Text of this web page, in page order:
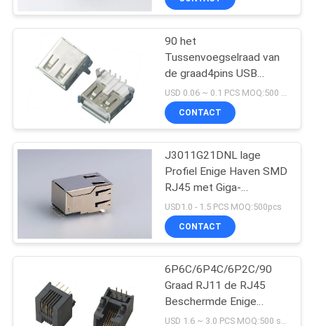
90 graad rj45
16
SMD RJ45
25
10
90 het
Tussenvoegselraad van
de graad4pins USB
Vrouwelijke Schakelaar
een Type 2.0
CONTACT
J3011G21DNL lage
Profiel Enige Haven SMD
RJ45 met Giga-
Transformator met
Geleid
USD1.0 - 1.5 PCS MOQ:500pcs
CONTACT
6P6C/6P4C/6P2C/90
Graad RJ11 de RJ45
Beschermde Enige
Haven van Schakelaar